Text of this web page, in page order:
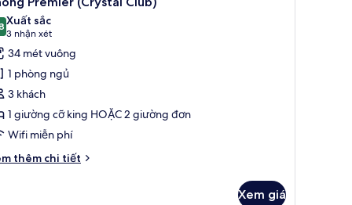
trên 10
Xuất sắc
3 nhận xét
(3
nhận
xét)
34 mét vuông
1 phòng ngủ
3 khách
1 giường cỡ king HOẶC 2 giường đơn
Wifi miễn phí
thêm chi tiết
Xem giá